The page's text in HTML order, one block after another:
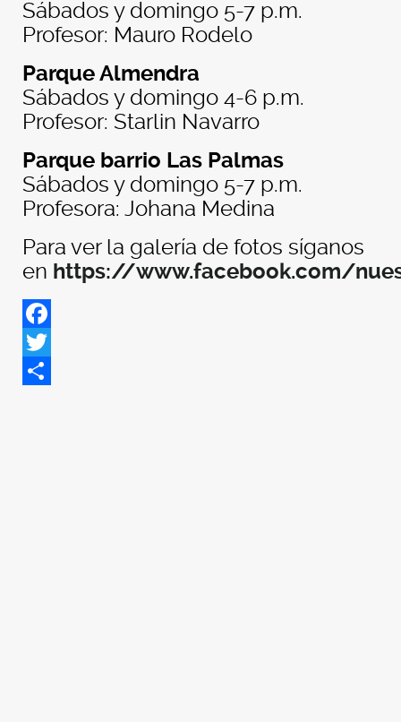
Sábados y domingo 5-7 p.m.
Profesor: Mauro Rodelo
Parque Almendra
Sábados y domingo 4-6 p.m.
Profesor: Starlin Navarro
Parque barrio Las Palmas
Sábados y domingo 5-7 p.m.
Profesora: Johana Medina
Para ver la galería de fotos síganos
en https://www.facebook.com/
Facebook
Twitter